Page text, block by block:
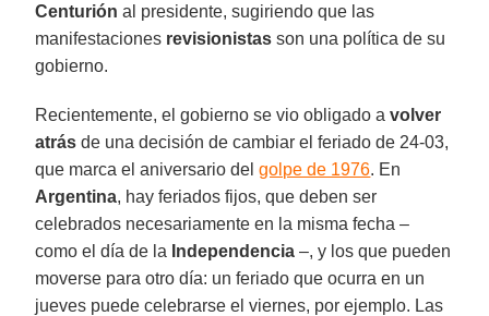
Centurión al presidente, sugiriendo que las
manifestaciones revisionistas son una política de su
gobierno.
Recientemente, el gobierno se vio obligado avolver
atrás de una decisión de cambiar el feriado de 24-03,
que marca el aniversario delgolpe de 1976. En
Argentina, hay feriados fijos, que deben ser
celebrados necesariamente en la misma fecha –
como el día de la Independencia –, y los que pueden
moverse para otro día: un feriado que ocurra en un
jueves puede celebrarse el viernes, por ejemplo. Las